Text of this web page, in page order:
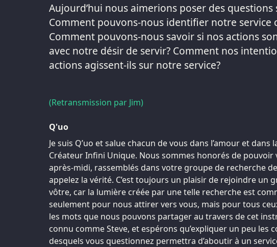
Aujourd’hui nous aimerions poser des questions
Comment pouvons-nous identifier notre service
Comment pouvons-nous savoir si nos actions
avec notre désir de servir? Comment nos
actions agissent-ils sur notre service?
(Retransmission par Jim)
Q'uo
Je suis Q’uo et salue chacun de vous dans l’amour et dans
Créateur Infini Unique. Nous sommes honorés de pouvoir
après-midi, rassemblés dans votre groupe de recherche
appelez la vérité. C’est toujours un plaisir de rejoindre un
vôtre, car la lumière créée par une telle recherche est
seulement pour nous attirer vers vous, mais pour tous
les mots que nous pouvons partager au travers de cet
connu comme Steve, et espérons qu’expliquer un peu les
desquels vous questionnez permettra d’aboutir à un